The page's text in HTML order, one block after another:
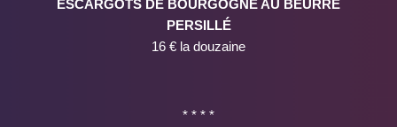
ESCARGOTS DE BOURGOGNE AU BEURRE
PERSILLÉ
16 € la douzaine
* * * *